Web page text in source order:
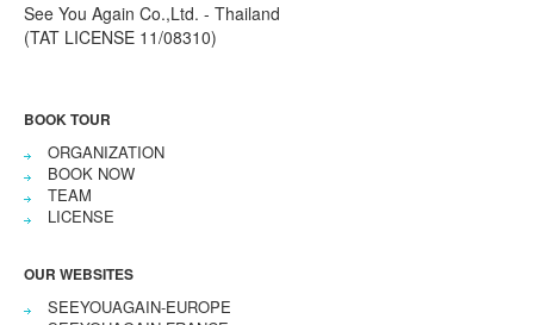
See You Again Co.,Ltd. - Thailand
(TAT LICENSE 11/08310)
BOOK TOUR
ORGANIZATION
BOOK NOW
TEAM
LICENSE
OUR WEBSITES
SEEYOUAGAIN-EUROPE